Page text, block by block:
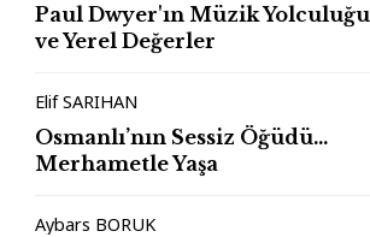
Paul Dwyer'ın Müzik Yolculuğu
ve Yerel Değerler
Elif SARIHAN
Osmanlı’nın Sessiz Öğüdü…
Merhametle Yaşa
Aybars BORUK